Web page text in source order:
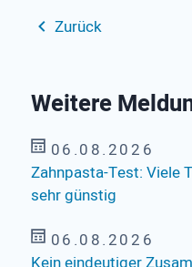
Zurück
Weitere
06.08.2026
Zahnpasta-Test: Viele
sehr günstig
06.08.2026
Kein eindeutiger